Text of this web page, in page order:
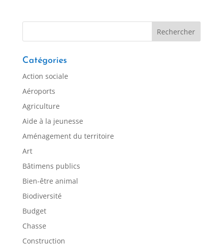
Catégories
Action sociale
Aéroports
Agriculture
Aide à la jeunesse
Aménagement du territoire
Art
Bâtimens publics
Bien-être animal
Biodiversité
Budget
Chasse
Construction